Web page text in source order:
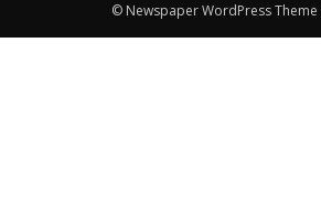
© Newspaper WordPress Theme